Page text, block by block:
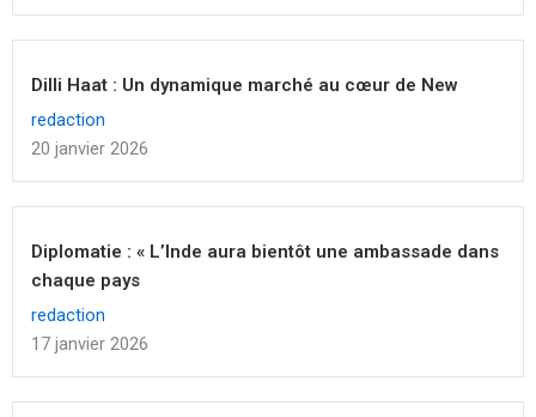
Dilli Haat : Un dynamique marché au cœur de New
redaction
20 janvier 2026
Diplomatie : « L’Inde aura bientôt une ambassade dans
chaque pays
redaction
17 janvier 2026